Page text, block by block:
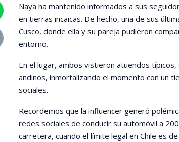
Naya ha mantenido informados a sus
en tierras incaicas. De hecho, una de sus
Cusco, donde ella y su pareja pudieron
entorno.
En el lugar, ambos vistieron atuendos
andinos, inmortalizando el momento con un
sociales.
Recordemos que la influencer generó
redes sociales de conducir su automóvil a
carretera, cuando el límite legal en Chile es